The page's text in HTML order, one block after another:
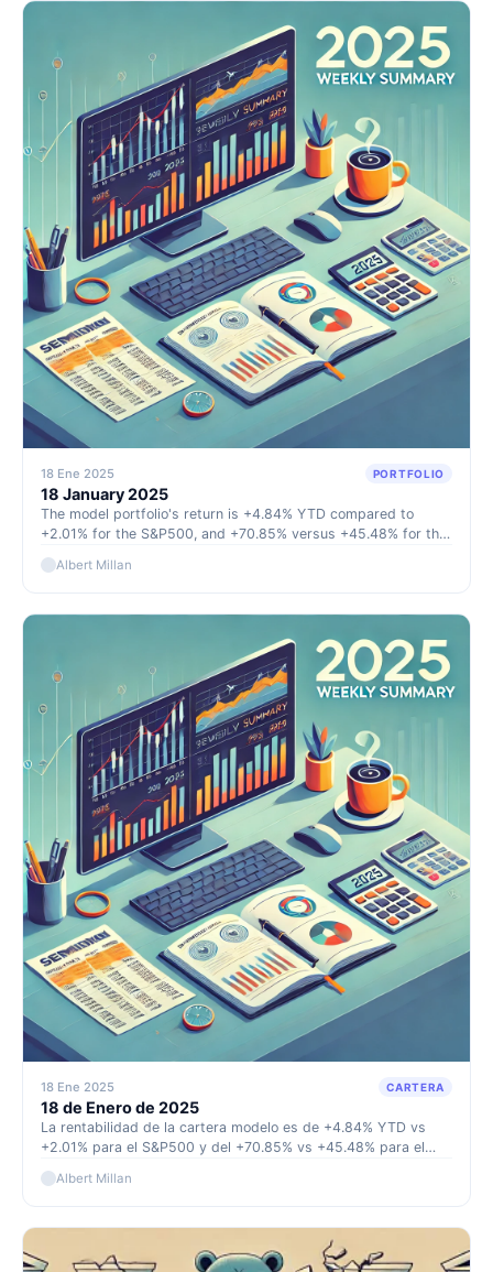
18 Ene 2025 PORTFOLIO
18 January 2025
The model portfolio's return is +4.84% YTD compared to
+2.01% for the S&P500, and +70.85% versus +45.48% for the
Albert Millan
18 Ene 2025 CARTERA
18 de Enero de 2025
La rentabilidad de la cartera modelo es de +4.84% YTD vs
+2.01% para el S&P500 y del +70.85% vs +45.48% para el
Albert Millan